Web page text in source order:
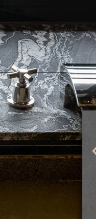
【官網限定】 享去憩投 專
案 $4980 ☀今夏最殺
享溫泉住宿一泊二食×北投文
物館×少帥禪園×杜老爺冰品
吃到飽 ❤續住再享優惠~加碼
贈 浴衣體驗、特色披薩❤